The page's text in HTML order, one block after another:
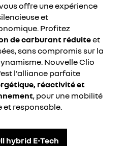
offre une expérience
et
Profitez
de carburant réduiteet
sans compromis sur la
Nouvelle Clio
l'alliance parfaite
réactivité et
, pour une mobilité
et responsable.
hybrid E-Tech